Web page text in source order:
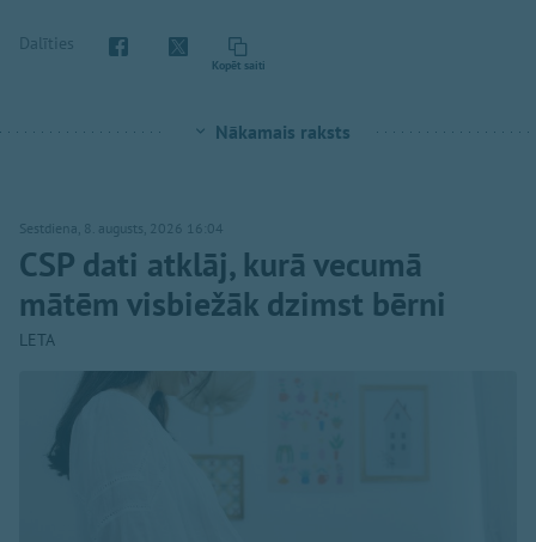
Dalīties
Kopēt saiti
Nākamais raksts
Sestdiena, 8. augusts, 2026 16:04
CSP dati atklāj, kurā vecumā
mātēm visbiežāk dzimst bērni
LETA